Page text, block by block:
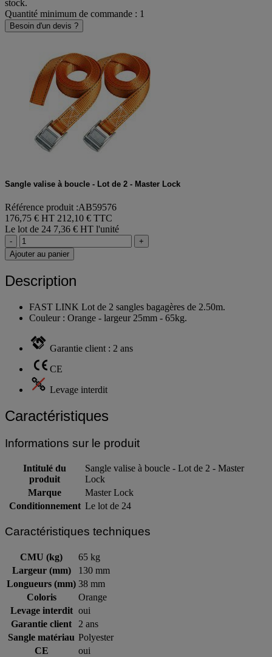
stock.
Quantité minimum de commande : 1
Besoin d'un devis ?
Sangle valise à boucle - Lot de 2 - Master Lock
Référence produit :AB59576
176,75 € HT 212,10 € TTC
Le lot de 24 7,36 € HT l'unité
-
+
Ajouter au panier
Description
FAST LINK Lot de 2 sangles bagagères de 2.50m.
Couleur : Orange - largeur 25mm - 65kg.
Garantie client : 2 ans
CE
Levage interdit
Caractéristiques
Informations sur le produit
Intitulé du
produit
Sangle valise à boucle - Lot de 2 - Master
Lock
Marque
Master Lock
Conditionnement Le lot de 24
Caractéristiques techniques
CMU (kg)
65 kg
Largeur (mm)
130 mm
Longueurs (mm) 38 mm
Coloris
Orange
Levage interdit oui
Garantie client
2 ans
Sangle matériau Polyester
CE
oui